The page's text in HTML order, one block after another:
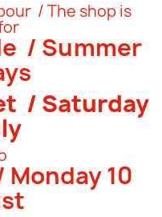
/ The shop is
/ Summer
/ Saturday
10